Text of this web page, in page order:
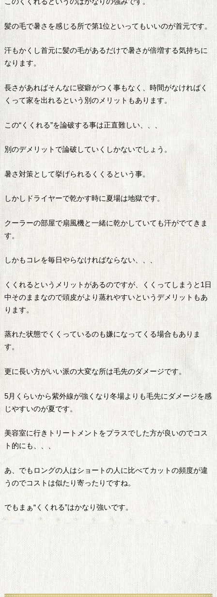
髪の毛で暑さを感じる所で第1位といってもいいのが首元です。
汗もかくし首元に髪の毛があるだけで暑さが倍増する気持ちに
なります。
長さがあればそんなに寝癖がつく事もなく、時間がなければく
くって家を出れるという別のメリットもあります。
この“くくれる”を論破する事は正直難しい、、、
別のデメリットで論破していくしかないでしょう。
暑さ対策として挙げられるくくるという事。
しかしドライヤーで乾かす時に夏場は地獄です。
クーラーの部屋で扇風機と一緒に乾かしていても汗がでてきま
す。
しかもコレを毎日やらなければならない、、、
くくれるというメリットがあるのですが、くくってしまうと1日
中そのままなので頭皮がより蒸れやすいというデメリットもあ
ります。
蒸れた状態でくくっているのも嫌になってくる場合もありま
す。
更に長い方がいい派の大変な所は毛先のダメージです。
5月くらいから紫外線が強くなり冬場よりも毛先にダメージを感
じやすいのが夏です。
美容室に行きトリートメントをプラスでした方が良いのでコス
ト的にも、、、
あ、でもロングの人はショートの人に比べてカットの頻度が違
うのでコストは似たり寄ったりですね。
でもまぁ“くくれる”はかなり強いです。